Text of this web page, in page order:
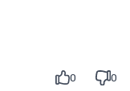
0 0